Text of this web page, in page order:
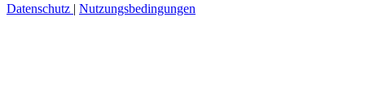
Datenschutz | Nutzungsbedingungen